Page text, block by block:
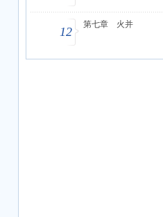
12
第七章 火并